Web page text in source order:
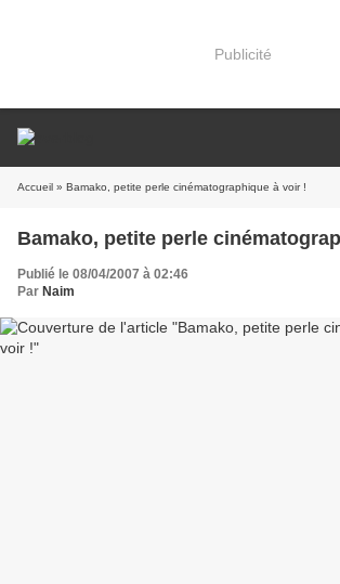
Publicité
Accueil » Bamako, petite perle cinématographique à voir !
Bamako, petite perle
Publié le 08/04/2007 à 02:46
Par Naim